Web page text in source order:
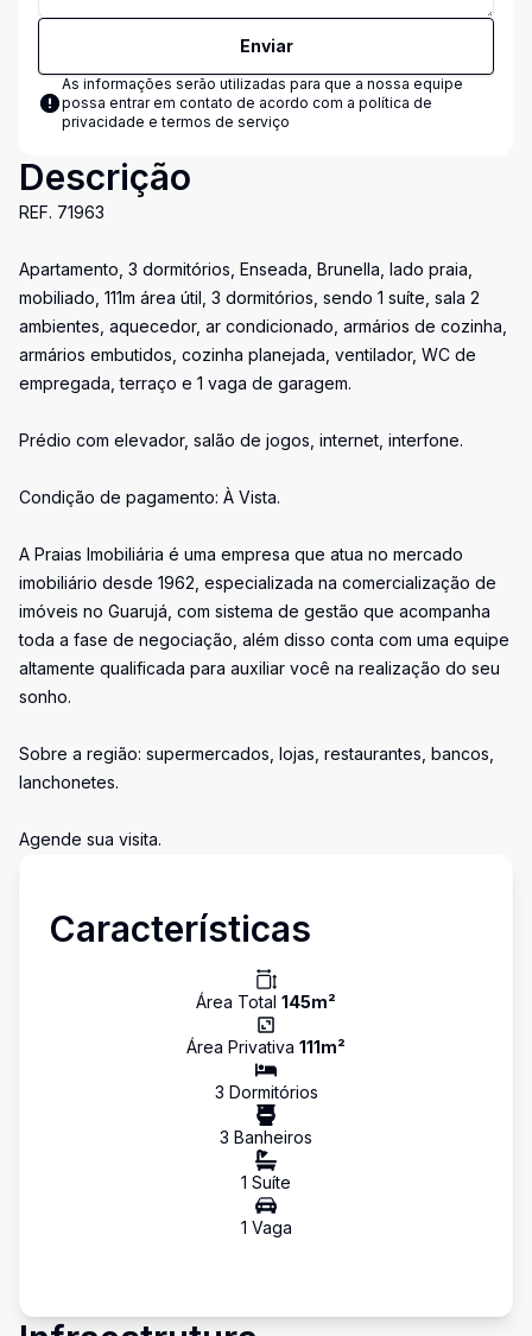
Enviar
As informações serão utilizadas para que a nossa equipe
possa entrar em contato de acordo com a política de
privacidade e termos de serviço
Descrição
REF. 71963
Apartamento, 3 dormitórios, Enseada, Brunella, lado praia,
mobiliado, 111m área útil, 3 dormitórios, sendo 1 suíte, sala 2
ambientes, aquecedor, ar condicionado, armários de cozinha,
armários embutidos, cozinha planejada, ventilador, WC de
empregada, terraço e 1 vaga de garagem.
Prédio com elevador, salão de jogos, internet, interfone.
Condição de pagamento: À Vista.
A Praias Imobiliária é uma empresa que atua no mercado
imobiliário desde 1962, especializada na comercialização de
imóveis no Guarujá, com sistema de gestão que acompanha
toda a fase de negociação, além disso conta com uma equipe
altamente qualificada para auxiliar você na realização do seu
sonho.
Sobre a região: supermercados, lojas, restaurantes, bancos,
lanchonetes.
Agende sua visita.
Características
Área Total 145m²
Área Privativa 111m²
3 Dormitórios
3 Banheiros
1 Suíte
1 Vaga